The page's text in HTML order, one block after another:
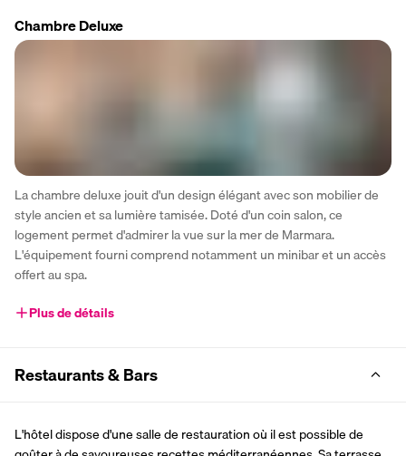
Chambre Deluxe
La chambre deluxe jouit d'un design élégant avec son mobilier de
style ancien et sa lumière tamisée. Doté d'un coin salon, ce
logement permet d'admirer la vue sur la mer de Marmara.
L'équipement fourni comprend notamment un minibar et un accès
offert au spa.
Plus de détails
Restaurants & Bars
L'hôtel dispose d'une salle de restauration où il est possible de